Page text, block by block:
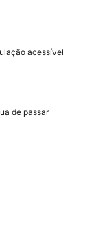
acessível
de passar